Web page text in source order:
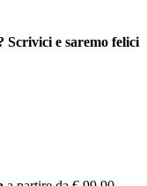
e saremo felici